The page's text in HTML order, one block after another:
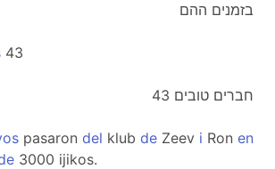
בזמנים ההם
43
חברים טובים 43
pasaron del klub de Zeev i Ron en
3000 ijikos.